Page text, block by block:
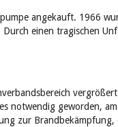
angekauft. 1966
einen tragischen
notwendig geworden, am
zur Brandbekämpfung,